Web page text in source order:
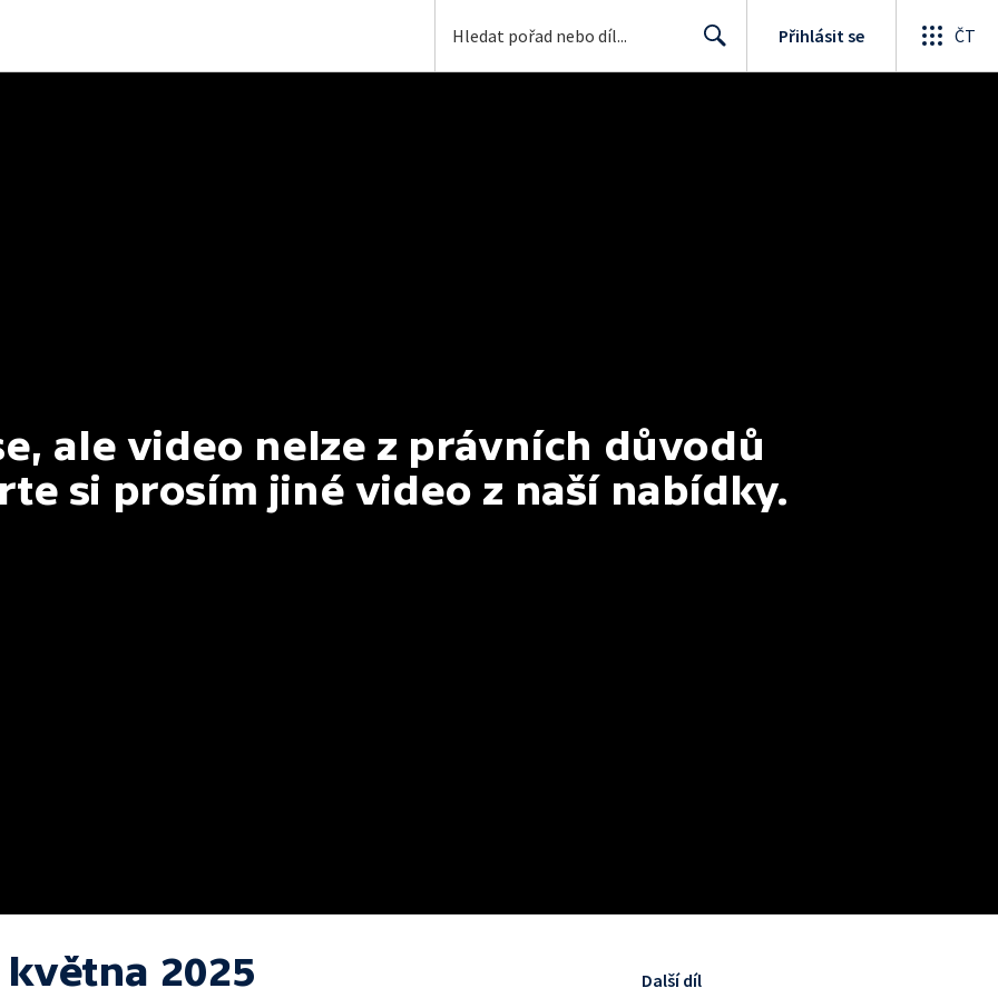
Přihlásit se ČT
ale video nelze z právních důvodů
si prosím jiné video z naší nabídky.
května 2025 Další díl